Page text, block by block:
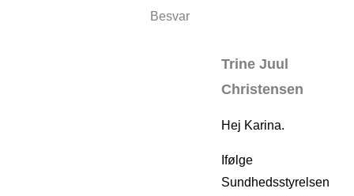
Besvar
Trine Juul
Christensen
Hej Karina.
Ifølge
Sundhedsstyrelsen